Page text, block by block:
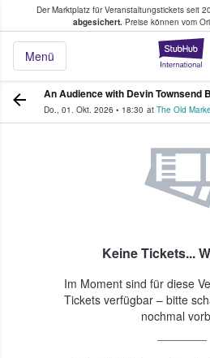
Der Marktplatz für Veranstaltungstickets seit
abgesichert.Preise können vom
Menü
Tickets kaufen &
An Audience with Devin Townsend
Do., 01. Okt. 2026 • 18:30 at The Old
Keine Tickets...
Im Moment sind für diese
Tickets verfügbar – bitte
nochmal